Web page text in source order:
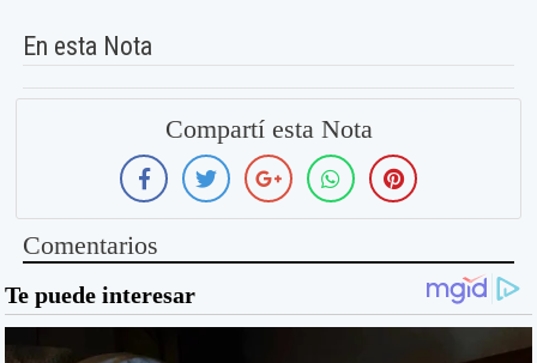
En esta Nota
Compartí esta Nota
Comentarios